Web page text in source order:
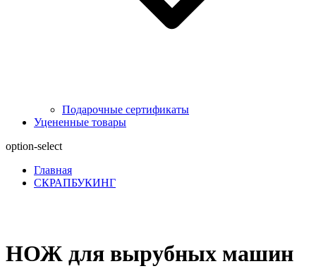
Подарочные сертификаты
Уцененные товары
option-select
Главная
СКРАПБУКИНГ
НОЖ для вырубных машин